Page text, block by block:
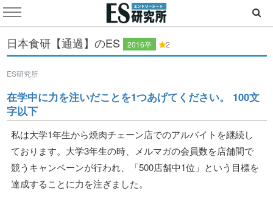
日本食研【通過】のES 2016卒 2
ES研究所
在学中に力を注いだことを1つあげてください。 100文
字以下
私は大学1年生から焼肉チェーン店でのアルバイトを継続し
ております。大学3年生の時、メルマガの会員数を店舗間で
競うキャンペーンが行われ、「500店舗中1位」という目標を
達成することに力を注ぎました。